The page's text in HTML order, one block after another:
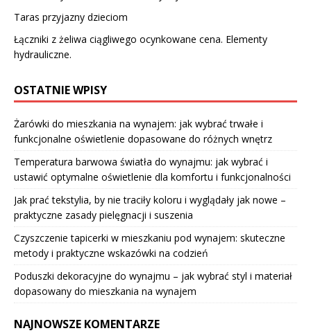
Taras przyjazny dzieciom
Łączniki z żeliwa ciągliwego ocynkowane cena. Elementy
hydrauliczne.
OSTATNIE WPISY
Żarówki do mieszkania na wynajem: jak wybrać trwałe i
funkcjonalne oświetlenie dopasowane do różnych wnętrz
Temperatura barwowa światła do wynajmu: jak wybrać i
ustawić optymalne oświetlenie dla komfortu i funkcjonalności
Jak prać tekstylia, by nie traciły koloru i wyglądały jak nowe –
praktyczne zasady pielęgnacji i suszenia
Czyszczenie tapicerki w mieszkaniu pod wynajem: skuteczne
metody i praktyczne wskazówki na codzień
Poduszki dekoracyjne do wynajmu – jak wybrać styl i materiał
dopasowany do mieszkania na wynajem
NAJNOWSZE KOMENTARZE